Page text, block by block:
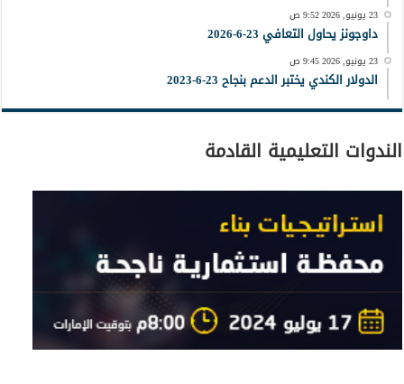
23 يونيو, 2026 9:52 ص
داوجونز يحاول التعافي 23-6-2026
23 يونيو, 2026 9:45 ص
الدولار الكندي يختبر الدعم بنجاح 23-6-2023
الندوات التعليمية القادمة